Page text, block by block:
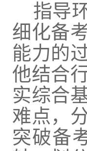
指导
细化备
能力的
他结合
实综合
难点，
突破备